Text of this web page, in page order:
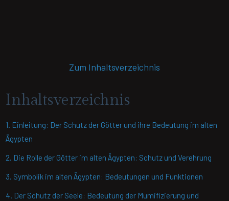
Zum Inhaltsverzeichnis
Inhaltsverzeichnis
1. Einleitung: Der Schutz der Götter und ihre Bedeutung im alten
Ägypten
2. Die Rolle der Götter im alten Ägypten: Schutz und Verehrung
3. Symbolik im alten Ägypten: Bedeutungen und Funktionen
4. Der Schutz der Seele: Bedeutung der Mumifizierung und